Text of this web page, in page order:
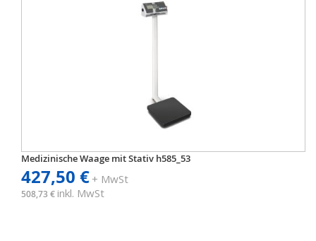
Medizinische Waage mit Stativ h585_53
427,50 €+ MwSt
508,73 € inkl. MwSt